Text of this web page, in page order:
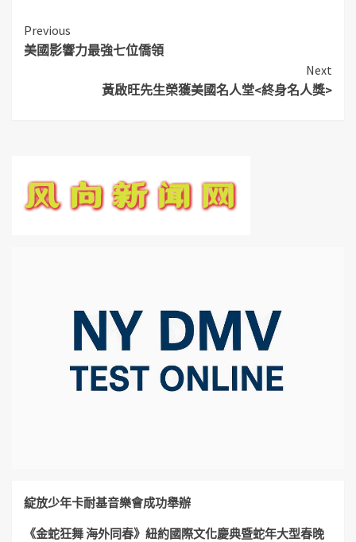
Continue
Reading
Previous
美國影響力最強七位僑領
Next
黃啟旺先生榮獲美國名人堂<終身名人獎>
綻放少年卡耐基音樂會成功舉辦
《金蛇狂舞 海外同春》紐約國際文化慶典暨蛇年大型春晚